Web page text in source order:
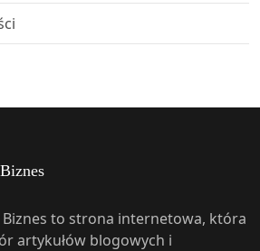
to strona internetowa, która
artykułów blogowych i